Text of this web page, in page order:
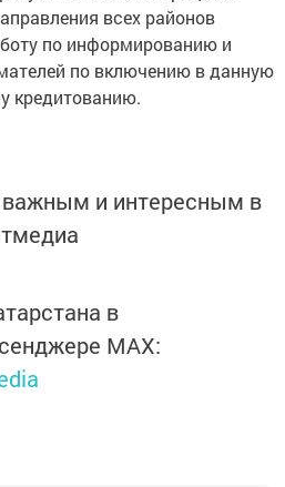
всех районов
по информированию и
по включению в данную
кредитованию.
и интересным в
в
MАХ: